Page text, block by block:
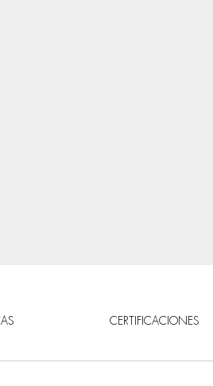
CERTIFICACIONES